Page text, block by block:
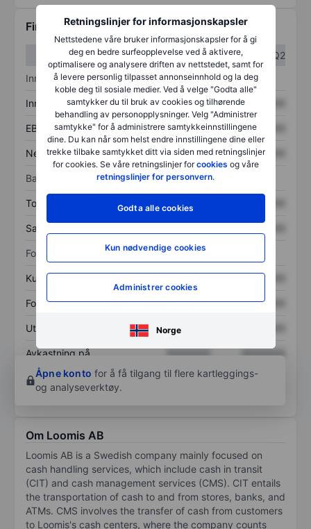
Retningslinjer for informasjonskapsler
Nettstedene våre bruker informasjonskapsler for å gi
deg en bedre surfeopplevelse ved å aktivere,
optimalisere og analysere driften av nettstedet, samt for
å levere personlig tilpasset annonseinnhold og la deg
koble deg til sosiale medier. Ved å velge "Godta alle"
samtykker du til bruk av cookies og tilhørende
behandling av personopplysninger. Velg "Administrer
samtykke" for å administrere samtykkeinnstillingene
dine. Du kan når som helst endre innstillingene dine eller
trekke tilbake samtykket ditt via siden med retningslinjer
for cookies. Se våre retningslinjer forcookies og våre
retningslinjer for personvern.
Godta alle cookies
Kun nødvendige cookies
Administrer cookies
Norge
Finansiell informasjon
Q1
Q2
Inntektsoversikt
Inntekter XXXXXXX XXXXXXX
EBITDA XXXXXXX XXXXXXX
Nettoinntekt XXXXXXX XXXXXXX
Balanse
Totale eiendeler XXXXXXX
Samlet gjeld
Forholdstall
Kurs/salg XXXXXXX
Fortjeneste per aksje XXXXXXX XXXXXXX
Utbytte per aksje XXXXXXX
Avkastning på
egenkapital
XXXXXXX
XXXXXXX
Åpne konto for å få tilgang til flere kartleggings-
og analyseverktøy.
Om Loomis AB
Loomis AB is a Swedish company mainly focused on
cash handling services, which include cash in transit
(CIT) and cash management services (CMS). CIT entails
the transportation of cash to and from stores, banks, and
ATMs. CMS involves the transfer of cash from customers
to Loomis's cash centers, where the company counts